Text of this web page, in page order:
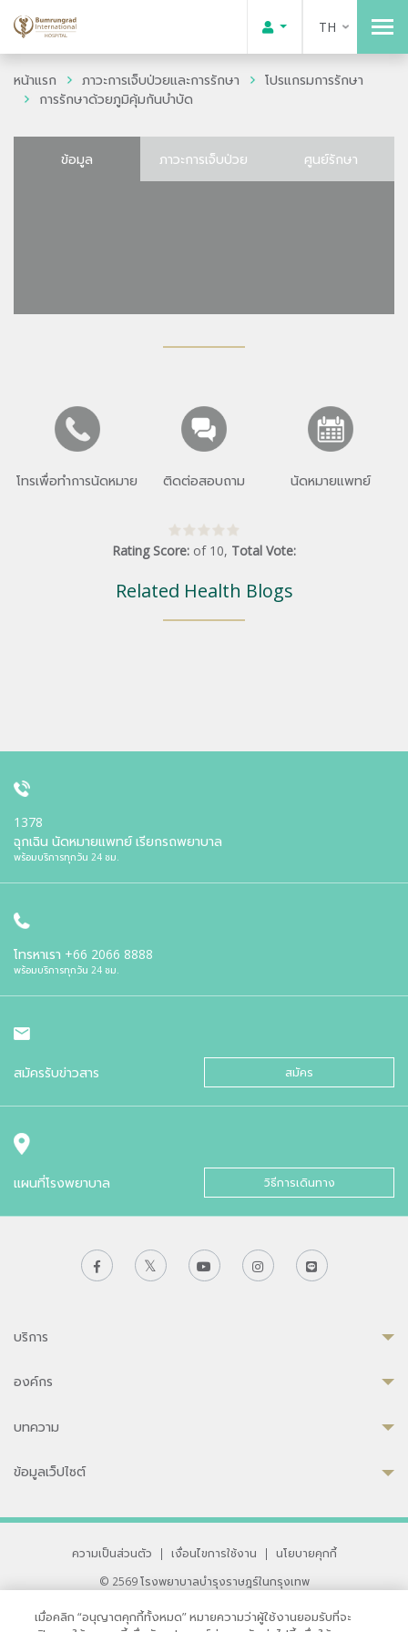
TH
หน้าแรก ภาวะการเจ็บป่วยและการรักษา
โปรแกรมการรักษา
การรักษาด้วยภูมิคุ้มกันบำบัด
ข้อมูล ภาวะการเจ็บป่วย ศูนย์รักษา
โทรเพื่อทำการนัดหมาย ติดต่อสอบถาม นัดหมายแพทย์
Rating Score: of 10, Total Vote:
Related Health Blogs
1378
ฉุกเฉิน นัดหมายแพทย์ เรียกรถพยาบาล
พร้อมบริการทุกวัน 24 ชม.
โทรหาเรา +66 2066 8888
พร้อมบริการทุกวัน 24 ชม.
สมัครรับข่าวสาร สมัคร
แผนที่โรงพยาบาล วิธีการเดินทาง
บริการ
องค์กร
บทความ
ข้อมูลเว็ปไซต์
ความเป็นส่วนตัว | เงื่อนไขการใช้งาน |
นโยบายคุกกี้
© 2569 โรงพยาบาลบำรุงราษฎร์ในกรุงเทพ
เมื่อคลิก “อนุญาตคุกกี้ทั้งหมด” หมายความว่าผู้ใช้งานยอมรับที่จะ